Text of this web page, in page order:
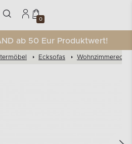
0
ab 50 Eur Produktwert!
Ecksofas